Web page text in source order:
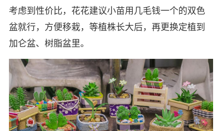
考虑到性价比，花花建议小苗用几毛钱一个的双色
盆就行，方便移栽，等植株长大后，再更换定植到
加仑盆、树脂盆里。